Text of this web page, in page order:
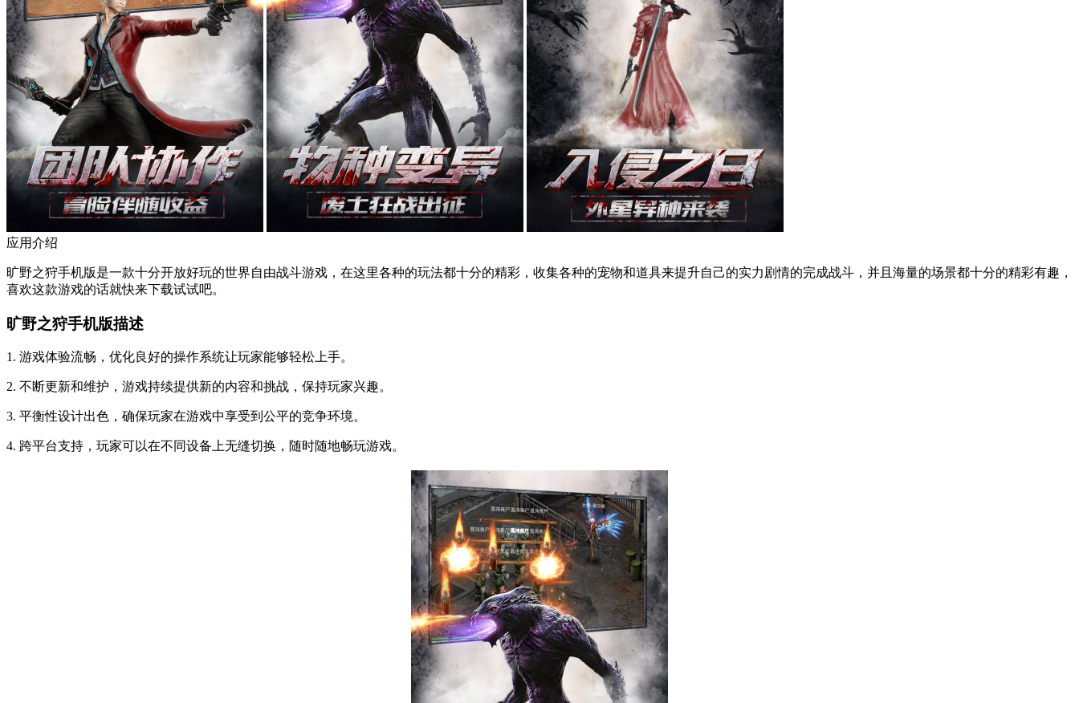
应用介绍
旷野之狩手机版是一款十分开放好玩的世界自由战斗游戏，在这里各种的玩法都十分的精彩，收集各种的宠物和道具来提升自己的实力剧情的完成战斗，并且海量的场景都十分的精彩有趣，
喜欢这款游戏的话就快来下载试试吧。
旷野之狩手机版描述
1. 游戏体验流畅，优化良好的操作系统让玩家能够轻松上手。
2. 不断更新和维护，游戏持续提供新的内容和挑战，保持玩家兴趣。
3. 平衡性设计出色，确保玩家在游戏中享受到公平的竞争环境。
4. 跨平台支持，玩家可以在不同设备上无缝切换，随时随地畅玩游戏。